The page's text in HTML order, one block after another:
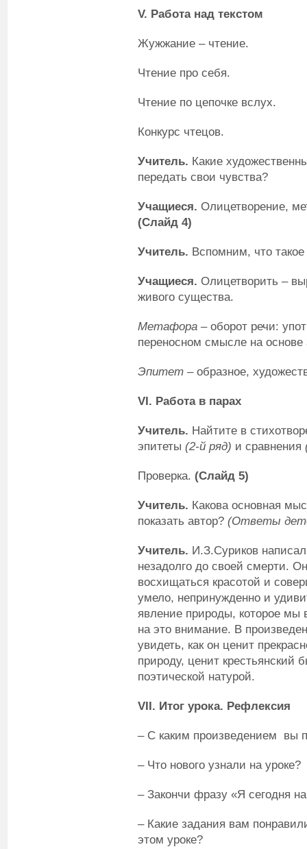
V. Работа над текстом
Жужжание – чтение.
Чтение про себя.
Чтение по цепочке вслух.
Конкурс чтецов.
Учитель. Какие
передать свои чувства?
Учащиеся. Олицетворение,
(Слайд 4)
Учитель. Вспомним, что
Учащиеся. Олицетворить –
живого существа.
Метафора – оборот речи:
переносном смысле на основе
Эпитет – образное,
VI. Работа в парах
Учитель. Найтите в
эпитеты (2-й ряд) и сравнения
Проверка. (Слайд 5)
Учитель. Какова основная
показать автор? (Ответы
Учитель. И.З.Суриков написал
незадолго до своей смерти.
восхищаться красотой и
умело, непринужденно и
явление природы, которое
на это внимание. В
увидеть, как он ценит
природу, ценит крестьянский
поэтической натурой.
VII. Итог урока. Рефлексия
– С каким произведением вы
– Что нового узнали на уроке?
– Закончи фразу «Я сегодня
– Какие задания вам
этом уроке?